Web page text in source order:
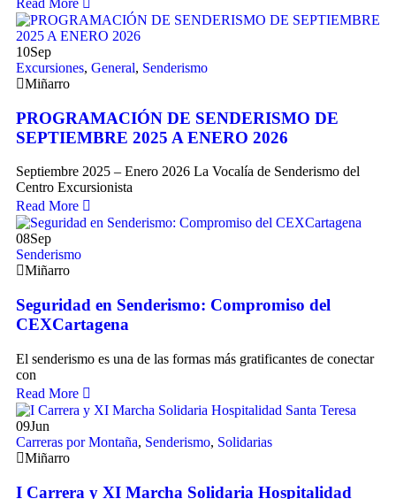
Read More
10Sep
Excursiones, General, Senderismo
Miñarro
PROGRAMACIÓN DE SENDERISMO DE
SEPTIEMBRE 2025 A ENERO 2026
Septiembre 2025 – Enero 2026 La Vocalía de Senderismo del
Centro Excursionista
Read More
08Sep
Senderismo
Miñarro
Seguridad en Senderismo: Compromiso del
CEXCartagena
El senderismo es una de las formas más gratificantes de conectar
con
Read More
09Jun
Carreras por Montaña, Senderismo, Solidarias
Miñarro
I Carrera y XI Marcha Solidaria Hospitalidad